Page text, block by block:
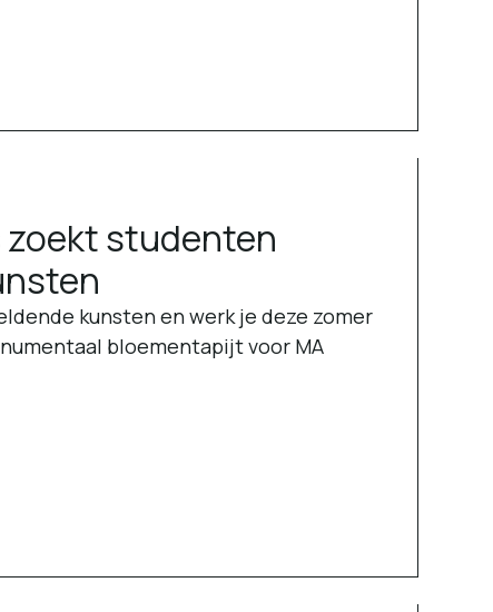
zoekt studenten
kunsten en werk je deze zomer
bloementapijt voor MA